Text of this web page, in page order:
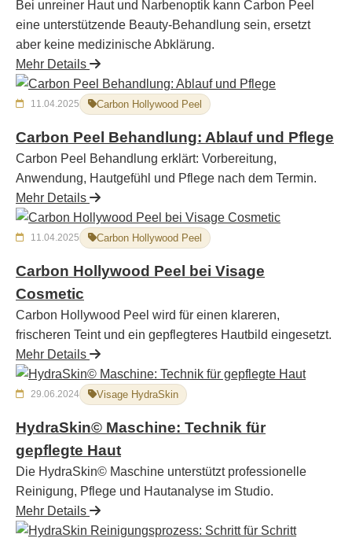
Bei unreiner Haut und Narbenoptik kann Carbon Peel
eine unterstützende Beauty-Behandlung sein, ersetzt
aber keine medizinische Abklärung.
Mehr Details
11.04.2025 Carbon Hollywood Peel
Carbon Peel Behandlung: Ablauf und Pflege
Carbon Peel Behandlung erklärt: Vorbereitung,
Anwendung, Hautgefühl und Pflege nach dem Termin.
Mehr Details
11.04.2025 Carbon Hollywood Peel
Carbon Hollywood Peel bei Visage
Cosmetic
Carbon Hollywood Peel wird für einen klareren,
frischeren Teint und ein gepflegteres Hautbild eingesetzt.
Mehr Details
29.06.2024 Visage HydraSkin
HydraSkin© Maschine: Technik für
gepflegte Haut
Die HydraSkin© Maschine unterstützt professionelle
Reinigung, Pflege und Hautanalyse im Studio.
Mehr Details